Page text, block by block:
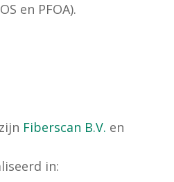
en PFOA).
Fiberscan B.V. en
in: